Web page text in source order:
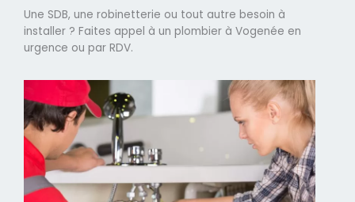
Une SDB, une robinetterie ou tout autre besoin à
installer ? Faites appel à un plombier à Vogenée en
urgence ou par RDV.